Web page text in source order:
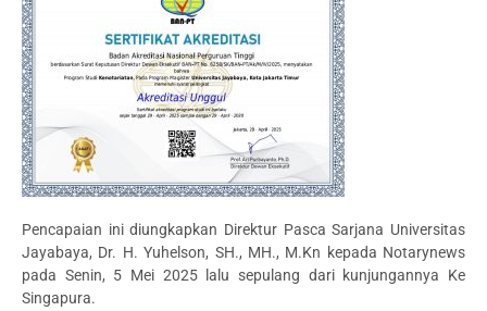
Pencapaian ini diungkapkan Direktur Pasca Sarjana Universitas
Jayabaya, Dr. H. Yuhelson, SH., MH., M.Kn kepada Notarynews
pada Senin, 5 Mei 2025 lalu sepulang dari kunjungannya Ke
Singapura.